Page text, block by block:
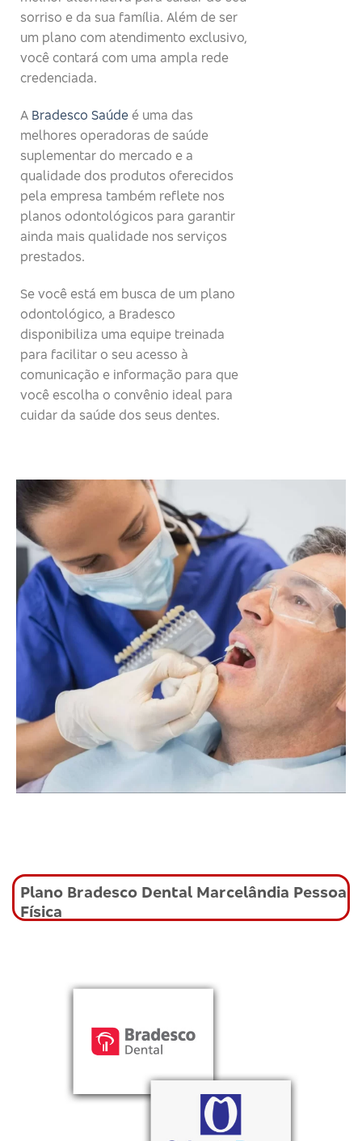
sorriso e da sua família. Além de ser
um plano com atendimento exclusivo,
você contará com uma ampla rede
credenciada.
A Bradesco Saúde é uma das
melhores operadoras de saúde
suplementar do mercado e a
qualidade dos produtos oferecidos
pela empresa também reflete nos
planos odontológicos para garantir
ainda mais qualidade nos serviços
prestados.
Se você está em busca de um plano
odontológico, a Bradesco
disponibiliza uma equipe treinada
para facilitar o seu acesso à
comunicação e informação para que
você escolha o convênio ideal para
cuidar da saúde dos seus dentes.
Plano Bradesco Dental Marcelândia Pessoa
Física